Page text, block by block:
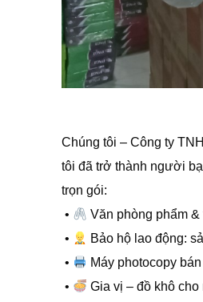
Chúng tôi – Công ty
tôi đã trở thành người
trọn gói:
•
Văn phòng phẩm
•
Bảo hộ lao động:
•
Máy photocopy
•
Gia vị – đồ khô